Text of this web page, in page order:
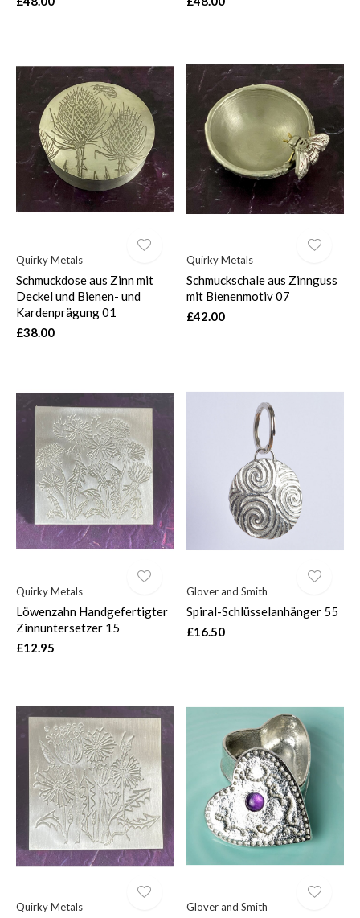
Quirky Metals
Schmuckdose aus Zinn mit
Deckel und Bienen- und
Kardenprägung 01
£38.00
Quirky Metals
Schmuckschale aus Zinnguss
mit Bienenmotiv 07
£42.00
Quirky Metals
Löwenzahn Handgefertigter
Zinnuntersetzer 15
£12.95
Glover and Smith
Spiral-Schlüsselanhänger 55
£16.50
Quirky Metals Glover and Smith